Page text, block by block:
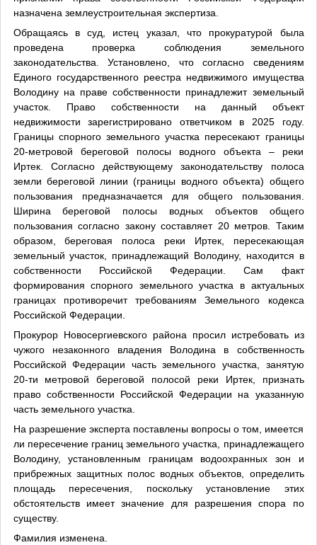
назначена землеустроительная экспертиза.
Обращаясь в суд, истец указал, что прокуратурой была
проведена проверка соблюдения земельного
законодательства. Установлено, что согласно сведениям
Единого государственного реестра недвижимого имущества
Володину на праве собственности принадлежит земельный
участок. Право собственности на данный объект
недвижимости зарегистрировано ответчиком в 2025 году.
Границы спорного земельного участка пересекают границы
20-метровой береговой полосы водного объекта – реки
Иртек. Согласно действующему законодательству полоса
земли береговой линии (границы водного объекта) общего
пользования предназначается для общего пользования.
Ширина береговой полосы водных объектов общего
пользования согласно закону составляет 20 метров. Таким
образом, береговая полоса реки Иртек, пересекающая
земельный участок, принадлежащий Володину, находится в
собственности Российской Федерации. Сам факт
формирования спорного земельного участка в актуальных
границах противоречит требованиям Земельного кодекса
Российской Федерации.
Прокурор Новосергиевского района просил истребовать из
чужого незаконного владения Володина в собственность
Российской Федерации часть земельного участка, занятую
20-ти метровой береговой полосой реки Иртек, признать
право собственности Российской Федерации на указанную
часть земельного участка.
На разрешение эксперта поставлены вопросы о том, имеется
ли пересечение границ земельного участка, принадлежащего
Володину, установленным границам водоохранных зон и
прибрежных защитных полос водных объектов, определить
площадь пересечения, поскольку установление этих
обстоятельств имеет значение для разрешения спора по
существу.
Фамилия изменена.